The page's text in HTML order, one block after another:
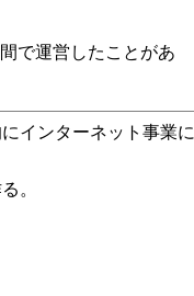
で運営したことがあ
インターネット事業に
。